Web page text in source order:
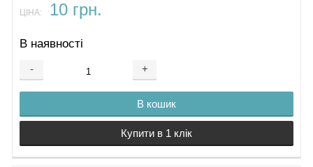
ЦІНА: 10 грн.
В наявності
- +
В кошик
Купити в 1 клік